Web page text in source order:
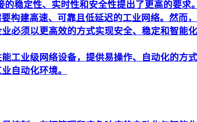
稳定性、实时性和安全性提出了更高的要
构建高速、可靠且低延迟的工业网络。然而
必须以更高效的方式实现安全、稳定和智能
工业级网络设备，提供易操作、自动化的方
自动化环境。